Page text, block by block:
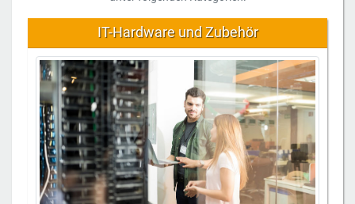
IT-Hardware und Zubehör